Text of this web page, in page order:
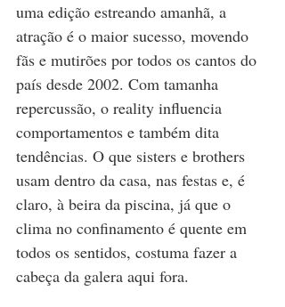
uma edição estreando amanhã, a
atração é o maior sucesso, movendo
fãs e mutirões por todos os cantos do
país desde 2002. Com tamanha
repercussão, o reality influencia
comportamentos e também dita
tendências. O que sisters e brothers
usam dentro da casa, nas festas e, é
claro, à beira da piscina, já que o
clima no confinamento é quente em
todos os sentidos, costuma fazer a
cabeça da galera aqui fora.